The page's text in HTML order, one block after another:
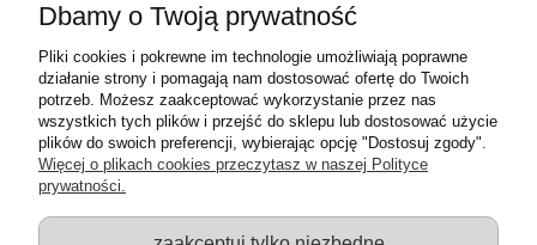
Dbamy o Twoją prywatność
Pliki cookies i pokrewne im technologie umożliwiają poprawne
działanie strony i pomagają nam dostosować ofertę do Twoich
potrzeb. Możesz zaakceptować wykorzystanie przez nas
wszystkich tych plików i przejść do sklepu lub dostosować użycie
plików do swoich preferencji, wybierając opcję "Dostosuj zgody".
Więcej o plikach cookies przeczytasz w naszej Polityce
prywatności.